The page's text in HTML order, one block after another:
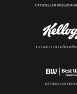
OFFIZIELLER
OFFIZIELLER
OFFIZIELLER